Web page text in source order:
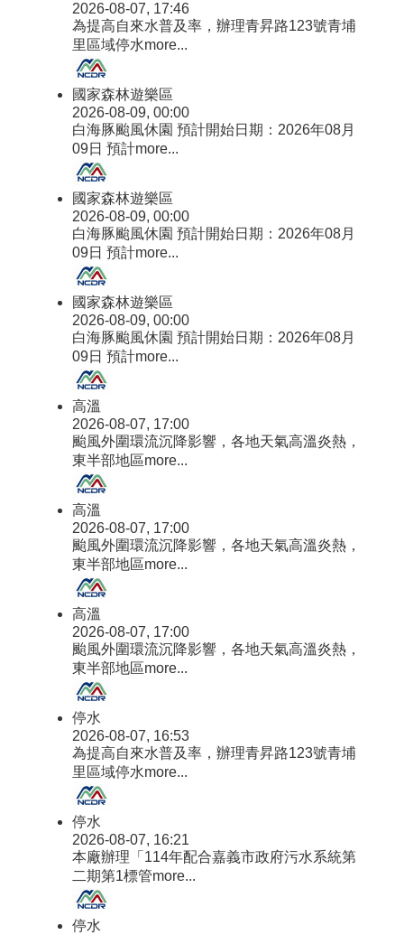
2026-08-07, 17:46
為提高自來水普及率，辦理青昇路123號青埔
里區域停水more...
國家森林遊樂區
2026-08-09, 00:00
白海豚颱風休園 預計開始日期：2026年08月
09日 預計more...
國家森林遊樂區
2026-08-09, 00:00
白海豚颱風休園 預計開始日期：2026年08月
09日 預計more...
國家森林遊樂區
2026-08-09, 00:00
白海豚颱風休園 預計開始日期：2026年08月
09日 預計more...
高溫
2026-08-07, 17:00
颱風外圍環流沉降影響，各地天氣高溫炎熱，
東半部地區more...
高溫
2026-08-07, 17:00
颱風外圍環流沉降影響，各地天氣高溫炎熱，
東半部地區more...
高溫
2026-08-07, 17:00
颱風外圍環流沉降影響，各地天氣高溫炎熱，
東半部地區more...
停水
2026-08-07, 16:53
為提高自來水普及率，辦理青昇路123號青埔
里區域停水more...
停水
2026-08-07, 16:21
本廠辦理「114年配合嘉義市政府污水系統第
二期第1標管more...
停水